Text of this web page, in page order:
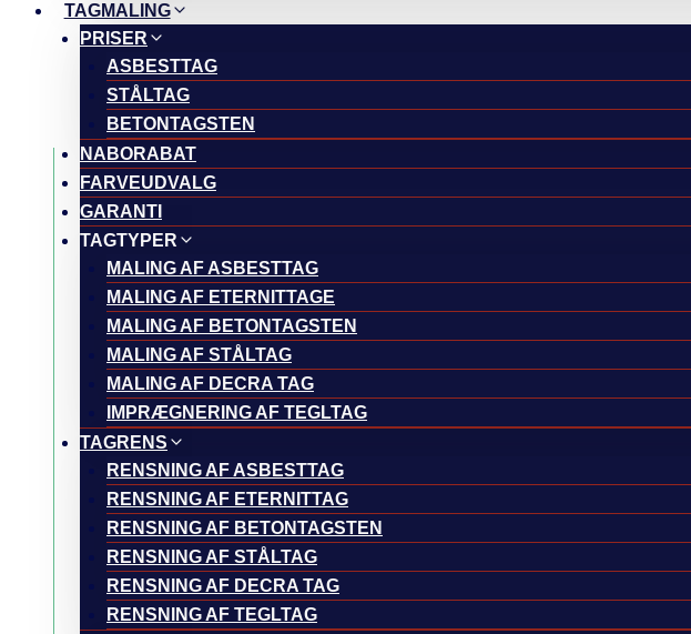
TAGMALING
PRISER
ASBESTTAG
STÅLTAG
BETONTAGSTEN
NABORABAT
FARVEUDVALG
GARANTI
TAGTYPER
MALING AF ASBESTTAG
MALING AF ETERNITTAGE
MALING AF BETONTAGSTEN
MALING AF STÅLTAG
MALING AF DECRA TAG
IMPRÆGNERING AF TEGLTAG
TAGRENS
RENSNING AF ASBESTTAG
RENSNING AF ETERNITTAG
RENSNING AF BETONTAGSTEN
RENSNING AF STÅLTAG
RENSNING AF DECRA TAG
RENSNING AF TEGLTAG